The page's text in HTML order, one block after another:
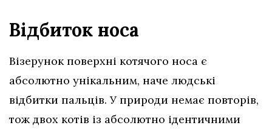
Відбиток носа
Візерунок поверхні котячого носа є
абсолютно унікальним, наче людські
відбитки пальців. У природи немає повторів,
тож двох котів із абсолютно ідентичними